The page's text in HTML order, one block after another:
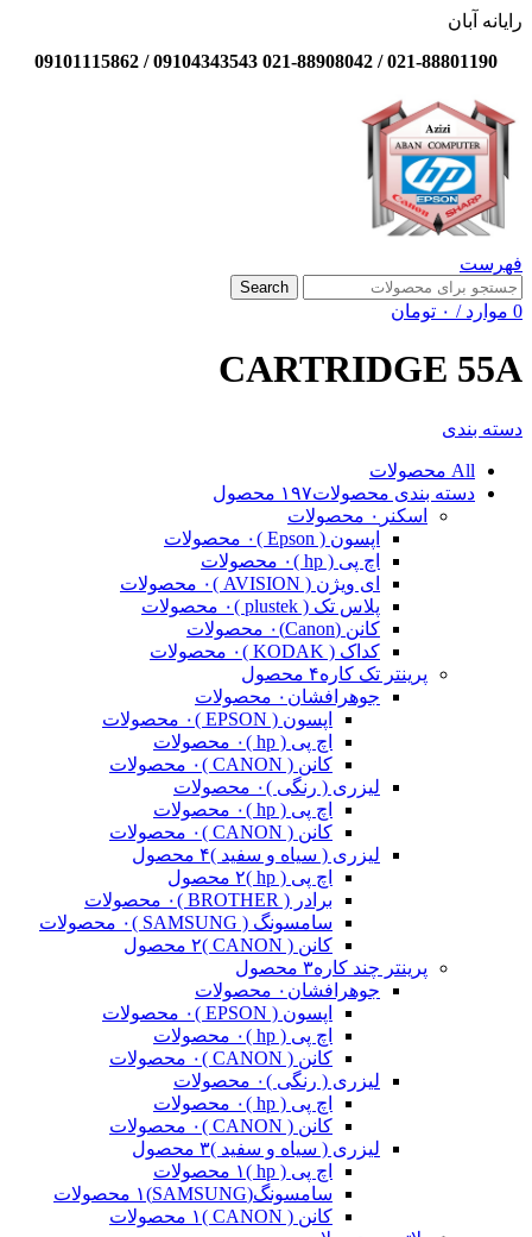
رایانه آبان
021-88801190 / 021-88908042 09104343543 / 09101115862
فهرست
Search
0 موارد / ۰ تومان
CARTRIDGE 55A
دسته بندی
All محصولات
دسته بندی محصولات۱۹۷ محصول
اسکنر ۰ محصولات
اپسون ( Epson )
۰ محصولات
اچ پی ( hp )
۰ محصولات
ای ویژن ( AVISION )
۰ محصولات
پلاس تک ( plustek )
۰ محصولات
کانن (Canon)
۰ محصولات
کداک ( KODAK )
۰ محصولات
پرینتر تک کاره۴ محصول
جوهرافشان ۰ محصولات
اپسون ( EPSON )
۰ محصولات
اچ پی ( hp )
۰ محصولات
کانن ( CANON )
۰ محصولات
لیزری ( رنگی )۰ محصولات
اچ پی ( hp )
۰ محصولات
کانن ( CANON )
۰ محصولات
لیزری ( سیاه و سفید )۴ محصول
اچ پی ( hp )
۲ محصول
برادر ( BROTHER )
۰ محصولات
سامسونگ ( SAMSUNG )
۰ محصولات
کانن ( CANON )
۲ محصول
پرینتر چند کاره۳ محصول
جوهرافشان ۰ محصولات
اپسون ( EPSON )
۰ محصولات
اچ پی ( hp )
۰ محصولات
کانن ( CANON )
۰ محصولات
لیزری ( رنگی )۰ محصولات
اچ پی ( hp )
۰ محصولات
کانن ( CANON )
۰ محصولات
لیزری ( سیاه و سفید )۳ محصول
اچ پی ( hp )
۱ محصولات
سامسونگ(SAMSUNG)
۱ محصولات
کانن ( CANON )
۱ محصولات